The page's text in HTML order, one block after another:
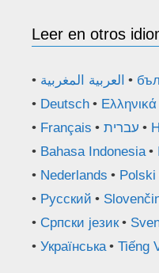
Leer en otros
العربية المغربية
Deutsch
Ελληνικά
Français
עברית
Bahasa Indonesia
Nederlands
Polski
Русский
Српски језик
Українська
Tiếng